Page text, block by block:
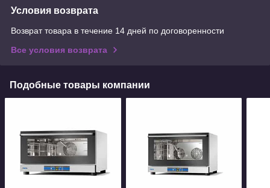
Условия возврата
Возврат товара в течение 14 дней по договоренности
Все условия возврата
Подобные товары компании